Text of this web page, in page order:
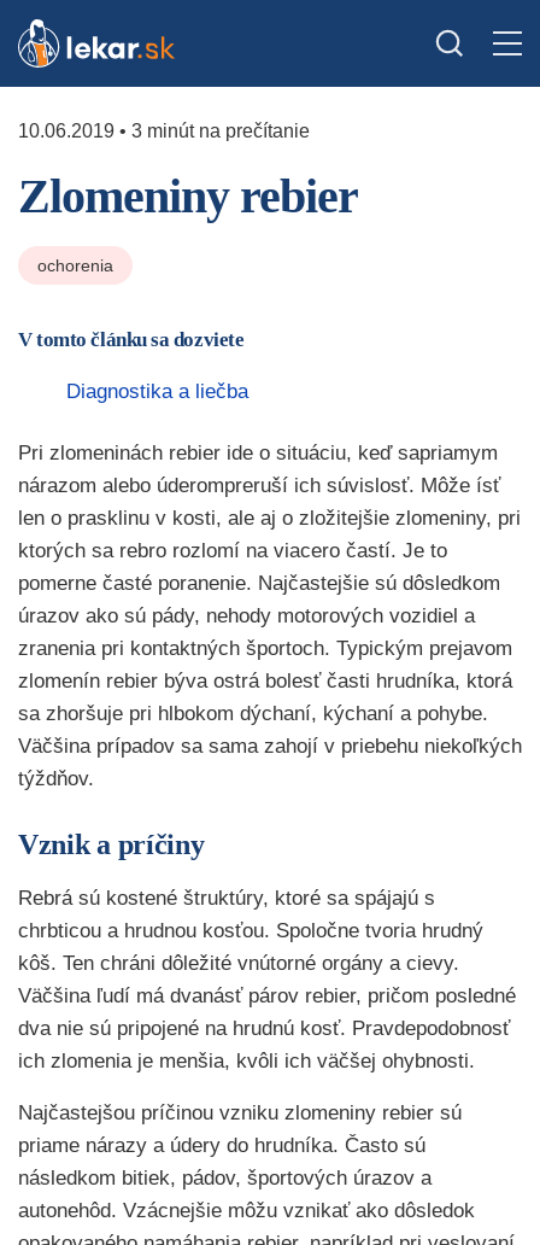
10.06.2019 • 3 minút na prečítanie
Zlomeniny rebier
ochorenia
V tomto článku sa dozviete
Diagnostika a liečba
Pri zlomeninách rebier ide o situáciu, keď sapriamym
nárazom alebo úderompreruší ich súvislosť. Môže ísť
len o prasklinu v kosti, ale aj o zložitejšie zlomeniny, pri
ktorých sa rebro rozlomí na viacero častí. Je to
pomerne časté poranenie. Najčastejšie sú dôsledkom
úrazov ako sú pády, nehody motorových vozidiel a
zranenia pri kontaktných športoch. Typickým prejavom
zlomenín rebier býva ostrá bolesť časti hrudníka, ktorá
sa zhoršuje pri hlbokom dýchaní, kýchaní a pohybe.
Väčšina prípadov sa sama zahojí v priebehu niekoľkých
týždňov.
Vznik a príčiny
Rebrá sú kostené štruktúry, ktoré sa spájajú s
chrbticou a hrudnou kosťou. Spoločne tvoria hrudný
kôš. Ten chráni dôležité vnútorné orgány a cievy.
Väčšina ľudí má dvanásť párov rebier, pričom posledné
dva nie sú pripojené na hrudnú kosť. Pravdepodobnosť
ich zlomenia je menšia, kvôli ich väčšej ohybnosti.
Najčastejšou príčinou vzniku zlomeniny rebier sú
priame nárazy a údery do hrudníka. Často sú
následkom bitiek, pádov, športových úrazov a
autonehôd. Vzácnejšie môžu vznikať ako dôsledok